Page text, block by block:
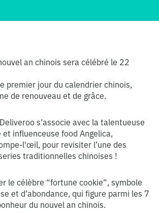
an chinois sera célébré le 22
premier jour du calendrier chinois,
de renouveau et de grâce.
s’associe avec la talentueuse
influenceuse food Angelica,
l'œil, pour revisiter l’une des
traditionnelles chinoises !
le célèbre “fortune cookie”, symbole
et d’abondance, qui figure parmi les 7
du nouvel an chinois.